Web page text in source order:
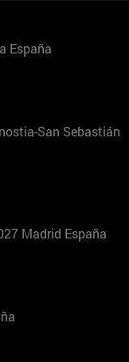
España
San Sebastián
Madrid España